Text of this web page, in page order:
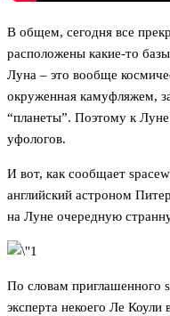
В общем, сегодня все
расположены какие-то
Луна – это вообще
окруженная камуфляжем,
“планеты”. Поэтому к
уфологов.
И вот, как сообщает
английский астроном
на Луне очередную
По словам приглашенного
эксперта некоего Ле